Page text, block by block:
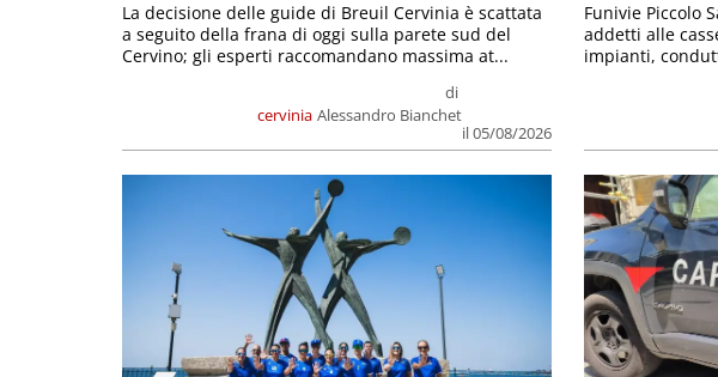
cervinia
di
Alessandro Bianchet
il 05/08/2026
La decisione delle guide di Breuil Cervinia è scattata
a seguito della frana di oggi sulla parete sud del
Cervino; gli esperti raccomandano massima at...
Funivie Piccolo
addetti alle
impianti,